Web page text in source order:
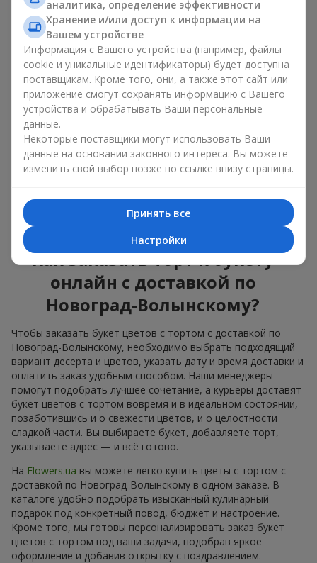
Торты с живыми цветами —
красота и вкус в одном
подарке
Торты с живыми цветами — это современное сочетание
флористики и гастрономической эстетики. Эксклюзивный
десерт в паре с изысканным букетом выглядит эффектно,
стильно и подчёркивает значимость события —
рождения,рождения ребёнкаиликорпоратива
В композиции букет цветов с тортом живые растения
завершает сладкий праздничный акцент. Такой десерт с
украшениями из любимых цветов отлично смотрится и на
праздничном столе, и на фотографиях.
Как заказать торт к букету
онлайн с доставкой по
Новоград-Волынскому?
Чтобы заказать букет цветов с тортом с доставкой по
Новоград-Волынскому, необходимо выбрать подходящий
вариант десерта и цветов, указать дату и время доставки и
оплатить заказ удобным способом. Наши менеджеры
помогут подобрать лучшее сочетание, а курьеры доставят
букет цветов с тортом вовремя и в идеальном состоянии,
позаботившись и о свежести цветов, и о целостности
сладкой части. Вы выбираете букет, добавляете торт,
указываете адрес — и всё готово.
На Flowers.ua вы можете легко купить цветы с тортом с
доставкой по Новоград-Волынскому в одном заказе. В
каталоге удобно подобрать изысканный кулинарный
подарок под конкретный повод, бюджет и настроение.
Кроме того, мы готовы персонализировать заказ букет
цветов с тортом под ваши задачи, подобрав яркое
оформление и добавив открытку с поздравлением.
аналитика, определение эффективности
Хранение и/или доступ к информации на
Вашем устройстве
Информация с Вашего устройства (например, файлы
cookie и уникальные идентификаторы) будет доступна
поставщикам. Кроме того, они, а также этот сайт или
приложение смогут сохранять информацию с Вашего
устройства и обрабатывать Ваши персональные
данные.
Некоторые поставщики могут использовать Ваши
данные на основании законного интереса. Вы можете
изменить свой выбор позже по ссылке внизу страницы.
Принять все
Настройки